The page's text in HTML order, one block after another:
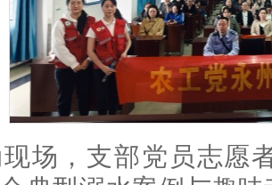
场，支部党员志愿